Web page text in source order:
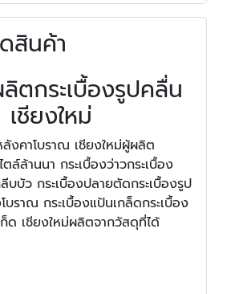
สินค้า
ตกระเบื้องรูปคลื่น
เชียงใหม่
ลังคาโบราณ เชียงใหม่ผู้ผลิต
ล์ล้านนา กระเบื้องว่าวกระเบื้อง
บบัว กระเบื้องปลายตัดกระเบื้องรูป
บราณ กระเบื้องแป้นเกล็ดกระเบื้อง
ด เชียงใหม่ผลิตจากวัสดุที่ได้